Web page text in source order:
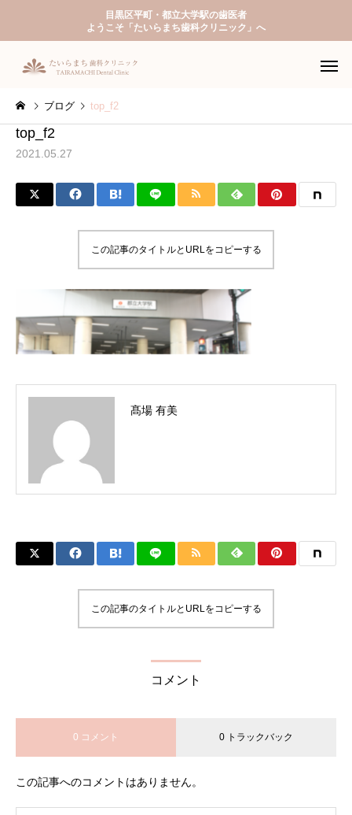
目黒区平町・都立大学駅の歯医者
ようこそ「たいらまち歯科クリニック」へ
入れ歯（義歯）
ブログ top_f2
top_f2
2021.05.27
この記事のタイトルとURLをコピーする
髙場 有美
この記事のタイトルとURLをコピーする
コメント
0 コメント 0 トラックバック
この記事へのコメントはありません。